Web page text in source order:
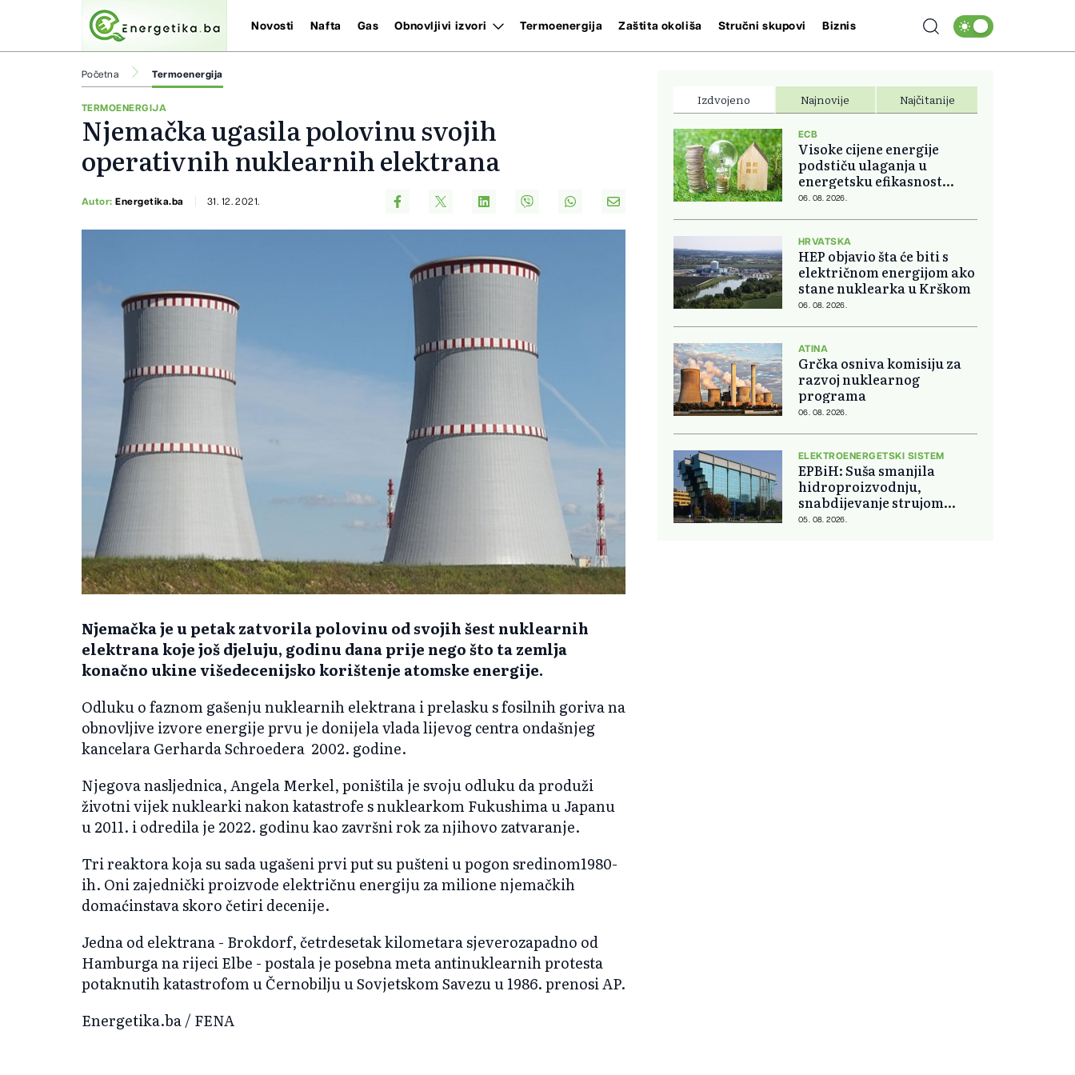
Novosti Nafta Gas Obnovljivi izvori Termoenergija Zaštita okoliša Stručni skupovi Biznis
Početna Termoenergija
TERMOENERGIJA
Njemačka ugasila polovinu svojih
operativnih nuklearnih elektrana
Autor:Energetika.ba 31. 12. 2021.
Njemačka je u petak zatvorila polovinu od svojih šest nuklearnih
elektrana koje još djeluju, godinu dana prije nego što ta zemlja
konačno ukine višedecenijsko korištenje atomske energije.
Odluku o faznom gašenju nuklearnih elektrana i prelasku s fosilnih goriva na
obnovljive izvore energije prvu je donijela vlada lijevog centra ondašnjeg
kancelara Gerharda Schroedera 2002. godine.
Njegova nasljednica, Angela Merkel, poništila je svoju odluku da produži
životni vijek nuklearki nakon katastrofe s nuklearkom Fukushima u Japanu
u 2011. i odredila je 2022. godinu kao završni rok za njihovo zatvaranje.
Tri reaktora koja su sada ugašeni prvi put su pušteni u pogon sredinom1980-
ih. Oni zajednički proizvode električnu energiju za milione njemačkih
domaćinstava skoro četiri decenije.
Jedna od elektrana - Brokdorf, četrdesetak kilometara sjeverozapadno od
Hamburga na rijeci Elbe - postala je posebna meta antinuklearnih protesta
potaknutih katastrofom u Černobilju u Sovjetskom Savezu u 1986. prenosi AP.
Energetika.ba / FENA
Izdvojeno Najnovije Najčitanije
ECB
Visoke cijene energije
podstiču ulaganja u
energetsku efikasnost
domova
06. 08. 2026.
HRVATSKA
HEP objavio šta će biti s
električnom energijom ako
stane nuklearka u Krškom
06. 08. 2026.
ATINA
Grčka osniva komisiju za
razvoj nuklearnog
programa
06. 08. 2026.
ELEKTROENERGETSKI SISTEM
EPBiH: Suša smanjila
hidroproizvodnju,
snabdijevanje strujom
ostaje stabilno
05. 08. 2026.